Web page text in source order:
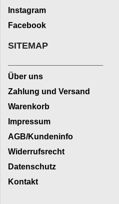
Instagram
Facebook
SITEMAP
Über uns
Zahlung und Versand
Warenkorb
Impressum
AGB/Kundeninfo
Widerrufsrecht
Datenschutz
Kontakt